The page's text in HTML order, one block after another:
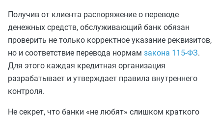
Получив от клиента распоряжение о переводе
денежных средств, обслуживающий банк обязан
проверить не только корректное указание реквизитов,
но и соответствие перевода нормам закона 115-ФЗ.
Для этого каждая кредитная организация
разрабатывает и утверждает правила внутреннего
контроля.
Не секрет, что банки «не любят» слишком краткого